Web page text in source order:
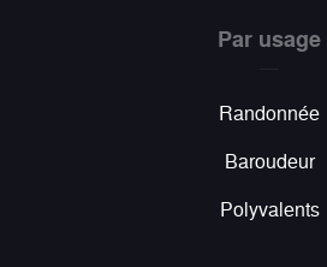
Par usage
Randonnée
Baroudeur
Polyvalents